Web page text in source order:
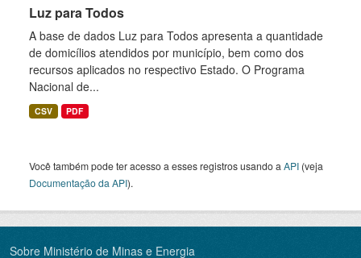
Luz para Todos
A base de dados Luz para Todos apresenta a quantidade
de domicílios atendidos por município, bem como dos
recursos aplicados no respectivo Estado. O Programa
Nacional de...
CSV PDF
Você também pode ter acesso a esses registros usando a API (veja
Documentação da API).
Sobre Ministério de Minas e Energia